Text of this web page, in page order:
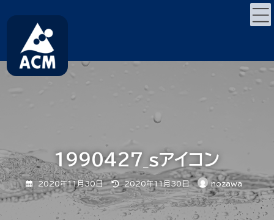
キ
ゲ
に
移
1990427_sアイコン
2020年11月30日
最
終
更
新
日
時
2020年11月30日 nozawa